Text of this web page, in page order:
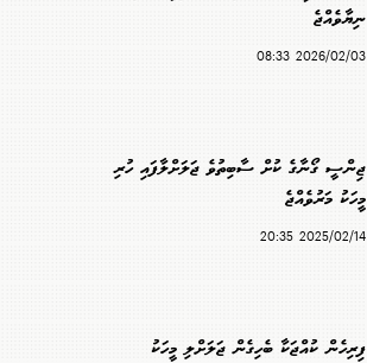
ނިޔާވެއްޖެ
2026/02/03 08:33
ޖިންސީ ގޯނާގެ ކުށް ސާބިތުވެ ޖަލަށްލާފައި ހުރި
މީހަކު މަރުވެއްޖެ
2025/02/14 20:35
ފިރިހެން ކުއްޖަކާ ބެހިގެން ޖަލަށްލި މީހަކު